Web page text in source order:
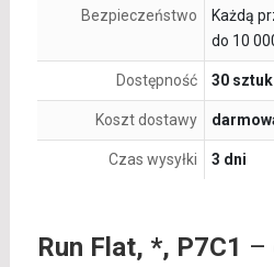
Bezpieczeństwo
Każdą
do 10
Dostępność 30 sztuk
Koszt dostawy
Czas wysyłki 3 dni
Run Flat, *, P7C1 –